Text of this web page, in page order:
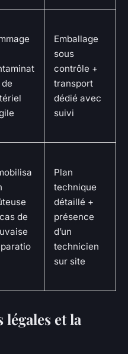
Emballage
sous
contrôle +
transport
dédié avec
suivi
de
Plan
technique
détaillé +
présence
d’un
technicien
sur site
et la